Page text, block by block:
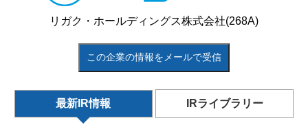
リガク・ホールディングス株式会社(268A)
この企業の情報をメールで受信
最新IR情報 IRライブラリー